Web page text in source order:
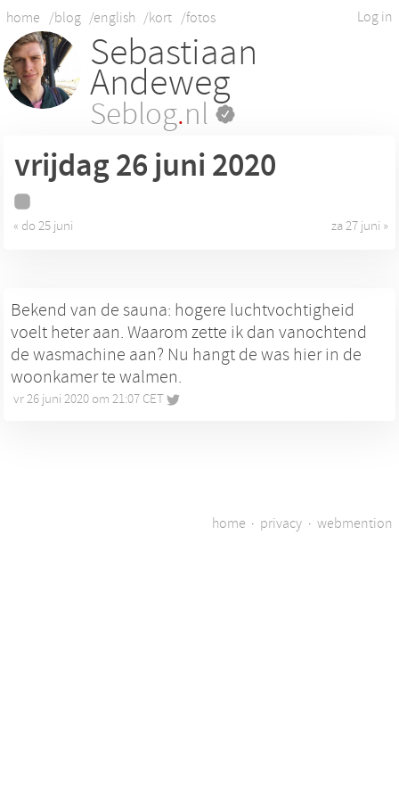
Log in
home /blog /english /kort /fotos
Sebastiaan
Andeweg
Seblog.nl
vrijdag 26 juni 2020
« do 25 juni za 27 juni »
Bekend van de sauna: hogere luchtvochtigheid
voelt heter aan. Waarom zette ik dan vanochtend
de wasmachine aan? Nu hangt de was hier in de
woonkamer te walmen.
vr 26 juni 2020 om 21:07 CET
home · privacy · webmention